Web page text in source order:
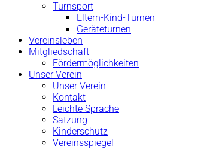
Turnsport
Eltern-Kind-Turnen
Geräteturnen
Vereinsleben
Mitgliedschaft
Fördermöglichkeiten
Unser Verein
Unser Verein
Kontakt
Leichte Sprache
Satzung
Kinderschutz
Vereinsspiegel